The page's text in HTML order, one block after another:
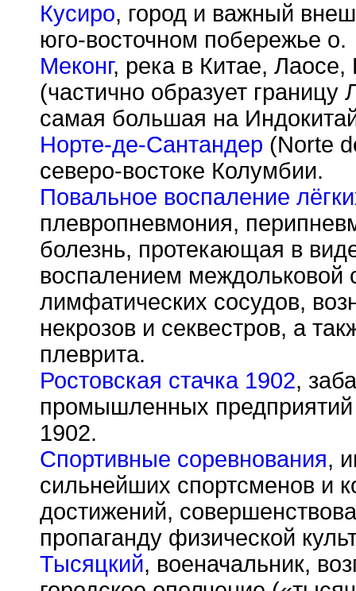
Кусиро, город и важный
юго-восточном побережье о.
Меконг, река в Китае,
(частично образует
самая большая на
Норте-де-Сантандер (Norte
северо-востоке Колумбии.
Повальное воспаление
плевропневмония,
болезнь, протекающая в
воспалением междольковой
лимфатических сосудов,
некрозов и секвестров, а
плеврита.
Ростовская стачка 1902,
промышленных
1902.
Спортивные соревнования,
сильнейших спортсменов и
достижений,
пропаганду физической
Тысяцкий, военачальник,